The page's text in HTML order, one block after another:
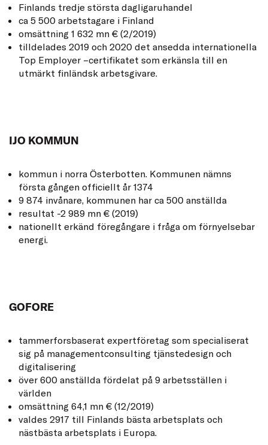
Finlands tredje största dagligaruhandel
ca 5 500 arbetstagare i Finland
omsättning 1 632 mn € (2/2019)
tilldelades 2019 och 2020 det ansedda internationella
Top Employer –certifikatet som erkänsla till en
utmärkt finländsk arbetsgivare.
IJO KOMMUN
kommun i norra Österbotten. Kommunen nämns
första gången officiellt år 1374
9 874 invånare, kommunen har ca 500 anställda
resultat -2 989 mn € (2019)
nationellt erkänd föregångare i fråga om förnyelsebar
energi.
GOFORE
tammerforsbaserat expertföretag som specialiserat
sig på managementconsulting tjänstedesign och
digitalisering
över 600 anställda fördelat på 9 arbetsställen i
världen
omsättning 64,1 mn € (12/2019)
valdes 2917 till Finlands bästa arbetsplats och
nästbästa arbetsplats i Europa.